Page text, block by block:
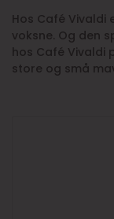
Hos Café Vivaldi
voksne. Og den
hos Café Vivaldi
store og små